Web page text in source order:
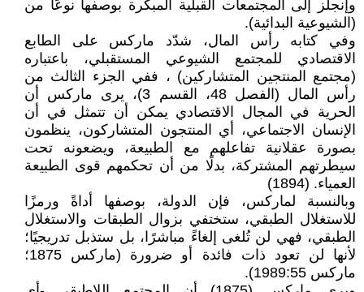
وإنجلز إلى المجتمعات القبلية المبكرة بوصفها نوعًا من
(الشيوعية البدائية).
وفي كتابه رأس المال، شدّد ماركس على الطابع
الاقتصادي للمجتمع الشيوعي المستقبلي، باعتباره
(مجتمع المنتجين المتشاركين) ، ففي الجزء الثالث من
رأس المال (الفصل 48، القسم 3)، يرى ماركس أن
الحرية في المجال الاقتصادي يمكن أن تتمثل في أن
الإنسان الاجتماعي، أي المنتجون المتشاركون، ينظمون
بصورة عقلانية تفاعلهم مع الطبيعة، ويضعونه تحت
سيطرتهم المشتركة، بدلًا من أن تحكمهم قوى الطبيعة
العمياء. (1894)
وبالنسبة لماركس، فإن الدولة، بوصفها أداةً ورمزًا
للاستغلال الطبقي، ستختفي بزوال الطبقات والاستغلال
الطبقي، فهي لن تُلغى إلغاءً مباشرًا، بل ستذبل تدريجيًا؛
لأنها لن تعود ذات فائدة أو ضرورة (ماركس 1875؛
ماركس 1989:55).